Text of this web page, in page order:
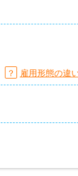
？ 雇用形態の違